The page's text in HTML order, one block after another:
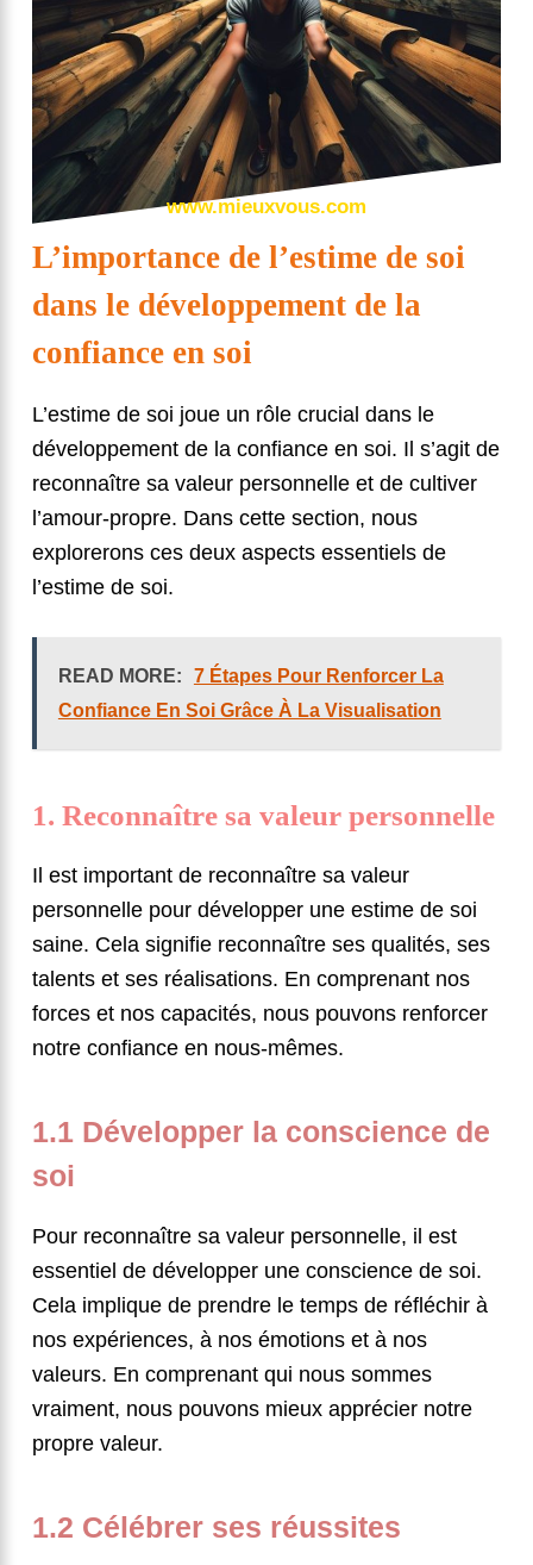
www.mieuxvous.com
L’importance de l’estime de soi
dans le développement de la
confiance en soi
L’estime de soi joue un rôle crucial dans le
développement de la confiance en soi. Il s’agit de
reconnaître sa valeur personnelle et de cultiver
l’amour-propre. Dans cette section, nous
explorerons ces deux aspects essentiels de
l’estime de soi.
READ MORE:
7 Étapes Pour Renforcer La
Confiance En Soi Grâce À La Visualisation
1. Reconnaître sa valeur personnelle
Il est important de reconnaître sa valeur
personnelle pour développer une estime de soi
saine. Cela signifie reconnaître ses qualités, ses
talents et ses réalisations. En comprenant nos
forces et nos capacités, nous pouvons renforcer
notre confiance en nous-mêmes.
1.1 Développer la conscience de
soi
Pour reconnaître sa valeur personnelle, il est
essentiel de développer une conscience de soi.
Cela implique de prendre le temps de réfléchir à
nos expériences, à nos émotions et à nos
valeurs. En comprenant qui nous sommes
vraiment, nous pouvons mieux apprécier notre
propre valeur.
1.2 Célébrer ses réussites